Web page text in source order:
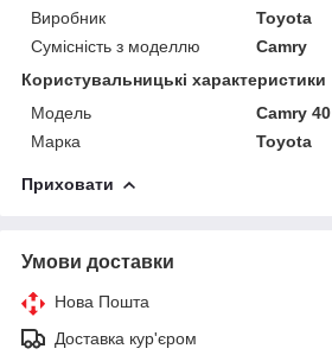
Виробник
Toyota
Сумісність з моделлю
Camry
Користувальницькі характеристики
Модель
Camry 40
Марка
Toyota
Приховати
Умови доставки
Нова Пошта
Доставка кур'єром